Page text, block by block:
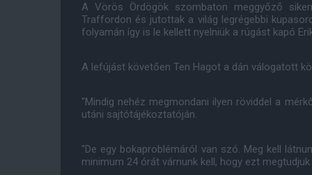
A Vörös Ördögök szombaton meggyőző
Traffordon és jutottak a világ legrégebbi
folyamán így is le kellett nyelniük a rúgást kapó
A lefújást követően Ten Hagot a dán válogatott
"Mindig nehéz megmondani ilyen röviddel a
utáni sajtótájékoztatóján.
"De egy bokaproblémáról van szó. Meg kell
minimum 24 órát várnunk kell, hogy ezt